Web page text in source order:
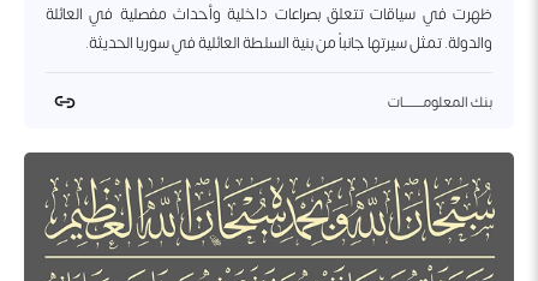
ظهرت في سياقات تتعلق بصراعات داخلية وأحداث مفصلية في العائلة
والدولة. تمثل سيرتها جانباً من بنية السلطة العائلية في سوريا الحديثة.
بنك المعلومــــــــات